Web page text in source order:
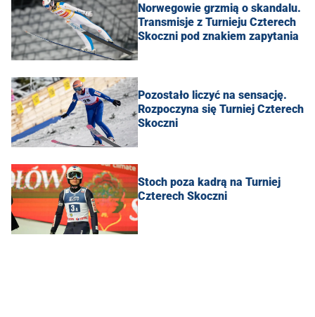
Norwegowie grzmią o skandalu.
Transmisje z Turnieju Czterech
Skoczni pod znakiem zapytania
Pozostało liczyć na sensację.
Rozpoczyna się Turniej Czterech
Skoczni
Stoch poza kadrą na Turniej
Czterech Skoczni